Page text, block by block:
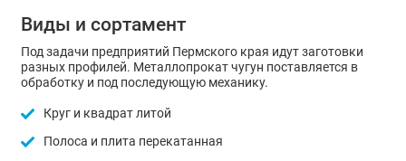
Виды и сортамент
Под задачи предприятий Пермского края идут заготовки
разных профилей. Металлопрокат чугун поставляется в
обработку и под последующую механику.
Круг и квадрат литой
Полоса и плита перекатанная